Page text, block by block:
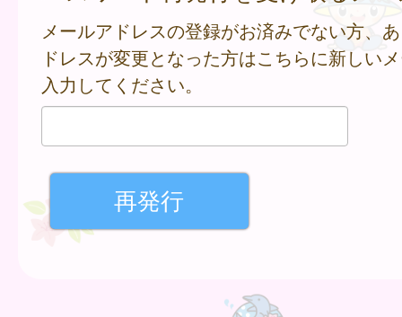
メールアドレスの登録がお済みでない方、
ドレスが変更となった方はこちらに新しい
入力してください。